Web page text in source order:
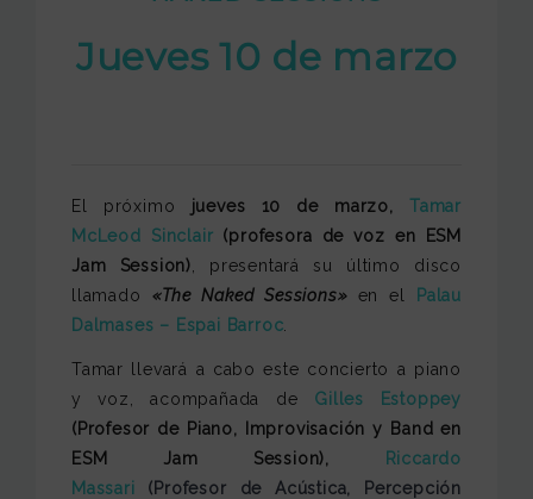
Jueves 10 de marzo
El próximo jueves 10 de marzo,
Tamar
McLeod Sinclair (profesora de voz en ESM
Jam Session) , presentará su último disco
llamado «The Naked Sessions» en el
Palau
Dalmases – Espai Barroc
Tamar llevará a cabo este concierto a piano
y voz, acompañada de Gilles Estoppey
(Profesor de Piano, Improvisación y Band en
ESM Jam Session),
Riccardo
Massari (Profesor de Acústica, Percepción